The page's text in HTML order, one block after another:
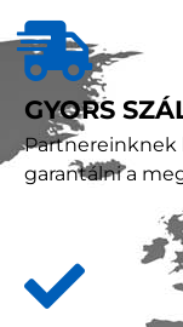
GYORS
Partnereinknek
garantálni a